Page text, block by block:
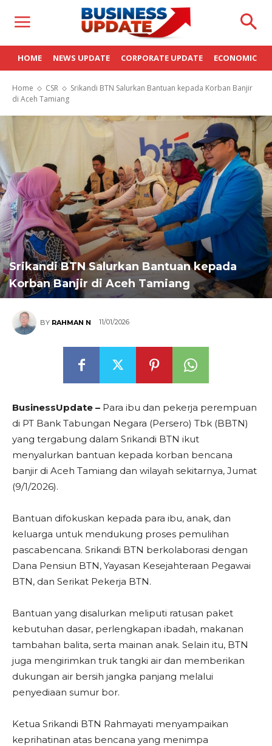
HOME NEWS UPDATE CORPORATE UPDATE ECONOMIC
Home CSR
Srikandi BTN Salurkan Bantuan kepada Korban Banjir
di Aceh Tamiang
Srikandi BTN Salurkan Bantuan kepada
Korban Banjir di Aceh Tamiang
BY RAHMAN N 11/01/2026
BusinessUpdate – Para ibu dan pekerja perempuan
di PT Bank Tabungan Negara (Persero) Tbk (BBTN)
yang tergabung dalam Srikandi BTN ikut
menyalurkan bantuan kepada korban bencana
banjir di Aceh Tamiang dan wilayah sekitarnya, Jumat
(9/1/2026).
Bantuan difokuskan kepada para ibu, anak, dan
keluarga untuk mendukung proses pemulihan
pascabencana. Srikandi BTN berkolaborasi dengan
Dana Pensiun BTN, Yayasan Kesejahteraan Pegawai
BTN, dan Serikat Pekerja BTN.
Bantuan yang disalurkan meliputi ratusan paket
kebutuhan dasar, perlengkapan ibadah, makanan
tambahan balita, serta mainan anak. Selain itu, BTN
juga mengirimkan truk tangki air dan memberikan
dukungan air bersih jangka panjang melalui
penyediaan sumur bor.
Ketua Srikandi BTN Rahmayati menyampaikan
keprihatinan atas bencana yang menimpa